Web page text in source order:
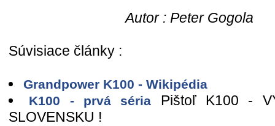
Autor : Peter Gogola
Súvisiace články :
Grandpower K100 - Wikipédia
K100 - prvá séria Pištoľ K100 -
SLOVENSKU !